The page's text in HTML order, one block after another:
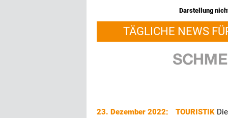
Darstellung
TÄGLICHE NEWS
23. Dezember 2022: TOURISTIK